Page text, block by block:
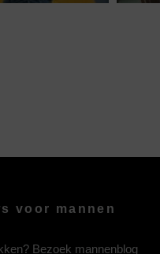
voor mannen
Bezoek mannenblog